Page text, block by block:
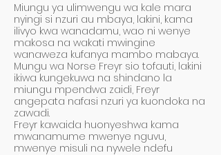
Miungu ya ulimwengu wa kale mara
nyingi si nzuri au mbaya, lakini, kama
ilivyo kwa wanadamu, wao ni wenye
makosa na wakati mwingine
wanaweza kufanya mambo mabaya.
Mungu wa Norse Freyr sio tofauti, lakini
ikiwa kungekuwa na shindano la
miungu mpendwa zaidi, Freyr
angepata nafasi nzuri ya kuondoka na
zawadi.
Freyr kawaida huonyeshwa kama
mwanamume mwenye nguvu,
mwenye misuli na nywele ndefu